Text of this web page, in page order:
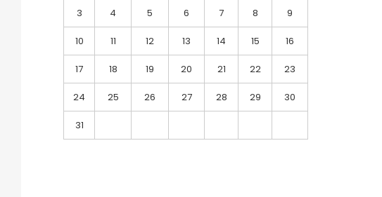
3 4 5 6 7 8 9
10 11 12 13 14 15 16
17 18 19 20 21 22 23
24 25 26 27 28 29 30
31